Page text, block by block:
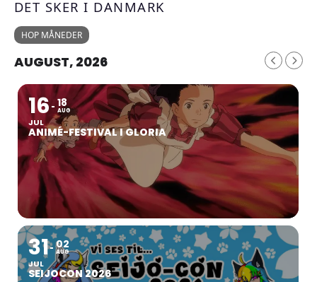
DET SKER I DANMARK
HOP MÅNEDER
AUGUST, 2026
16
JUL
18
AUG
ANIMÉ-FESTIVAL I GLORIA
31
JUL
02
AUG
SEIJOCON 2026